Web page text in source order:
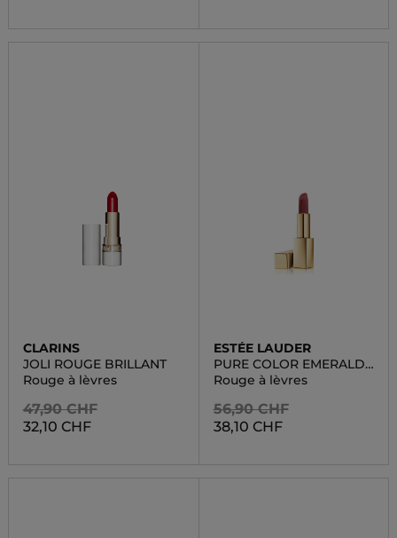
CLARINS
JOLI ROUGE BRILLANT
Rouge à lèvres
47,90 CHF
32,10 CHF
ESTÉE LAUDER
PURE COLOR EMERALD
LUSTRE
Rouge à lèvres
56,90 CHF
38,10 CHF